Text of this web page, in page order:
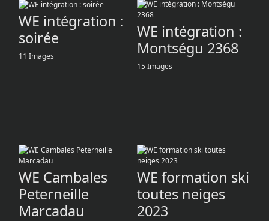
WE intégration :
soirée
11 Images
WE intégration :
Montségu 2368
15 Images
WE Cambales
Peterneille
Marcadau
WE formation ski
toutes neiges
2023